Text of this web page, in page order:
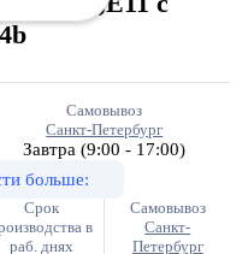
Самовывоз
Санкт-Петербург
Завтра(9:00 - 17:00)
больше:
Срок
в
раб. днях
Самовывоз
Санкт-
Петербург